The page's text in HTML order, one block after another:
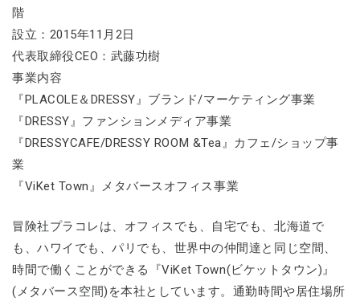
階
設立：2015年11月2日
代表取締役CEO：武藤功樹
事業内容
『PLACOLE＆DRESSY』ブランド/マーケティング事業
『DRESSY』ファンションメディア事業
『DRESSYCAFE/DRESSY ROOM &Tea』カフェ/ショップ事
業
『ViKet Town』メタバースオフィス事業
冒険社プラコレは、オフィスでも、自宅でも、北海道で
も、ハワイでも、パリでも、世界中の仲間達と同じ空間、
時間で働くことができる『ViKet Town(ビケットタウン)』
(メタバース空間)を本社としています。通勤時間や居住場所